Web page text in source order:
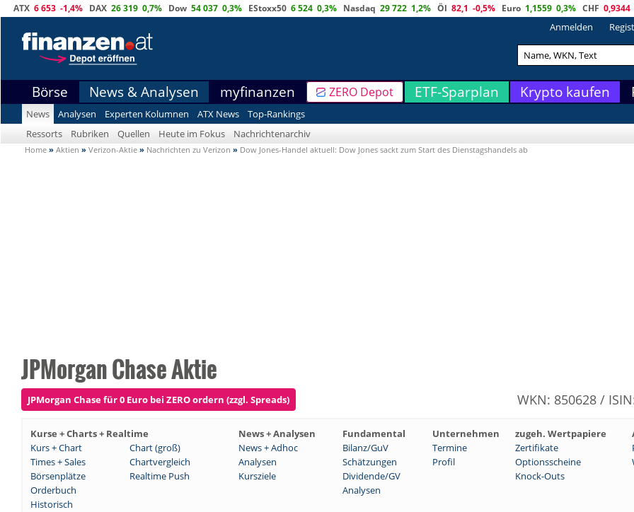
ATX 6 653 -1,4% DAX 26 319 0,7% Dow 54 037 0,3% EStoxx50 6 524 0,3% Nasdaq 29 722 1,2% Öl 82,1 -0,5% Euro 1,1559 0,3% CHF 0,9344
Anmelden
Börse News & Analysen myfinanzen ZERO Depot ETF-Sparplan Krypto kaufen
News Analysen Experten Kolumnen ATX News
Top-Rankings
Ressorts
Rubriken Quellen Heute im Fokus Nachrichtenarchiv
Home » Aktien » Verizon-Aktie » Nachrichten zu Verizon » Dow Jones-Handel aktuell: Dow Jones sackt zum Start des Dienstagshandels ab
JPMorgan Chase Aktie
JPMorgan Chase für 0 Euro bei ZERO ordern (zzgl. Spreads) WKN: 850628 /
Kurse + Charts + Realtime News + Analysen Fundamental Unternehmen zugeh. Wertpapiere
Kurs + Chart
Chart (groß) News + Adhoc Bilanz/GuV Termine Zertifikate
Times + Sales
Chartvergleich Analysen Schätzungen Profil Optionsscheine
Börsenplätze
Realtime Push Kursziele Dividende/GV
Knock-Outs
Orderbuch
Analysen
Historisch